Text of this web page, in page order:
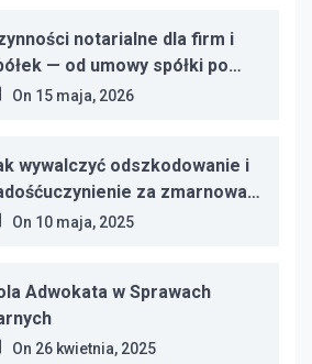
notarialne dla firm i
— od umowy spółki po
zgromadzeń
On 15 maja, 2026
wywalczyć odszkodowanie i
za zmarnowany
On 10 maja, 2025
Adwokata w Sprawach
On 26 kwietnia, 2025